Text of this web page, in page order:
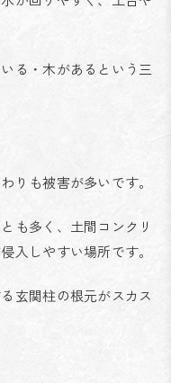
る・木があるという三
りも被害が多いです。
も多く、土間コンクリ
入しやすい場所です。
玄関柱の根元がスカス